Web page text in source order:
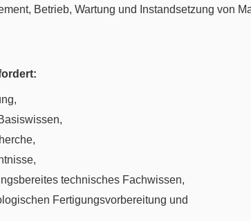
Betrieb, Wartung und Instandsetzung von
technisches Fachwissen,
Fertigungsvorbereitung und